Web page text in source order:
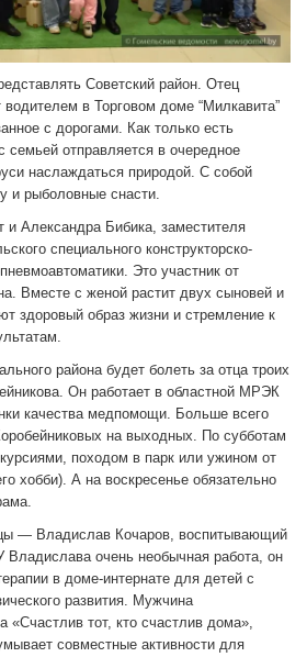
Советский район. Отец
водителем в Торговом доме “Милкавита”
с дорогами. Как только есть
отправляется в очередное
наслаждаться природой. С собой
и рыболовные снасти.
и Александра Бибика, заместителя
специального конструкторско-
Это участник от
Вместе с женой растит двух сыновей и
здоровый образ жизни и стремление к
района будет болеть за отца троих
Он работает в областной МРЭК
качества медпомощи. Больше всего
на выходных. По субботам
походом в парк или ужином от
хобби). А на воскресенье обязательно
— Владислав Кочаров, воспитывающий
Владислава очень необычная работа, он
в доме-интернате для детей с
развития. Мужчина
«Счастлив тот, кто счастлив дома»,
совместные активности для